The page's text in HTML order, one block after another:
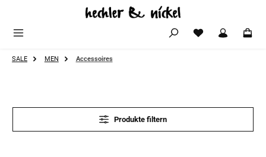
Zum Hauptinhalt springen
SALE MEN Accessoires
Produkte filtern